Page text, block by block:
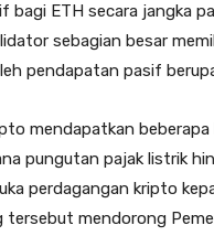
bagi ETH secara jangka
sebagian besar
pendapatan pasif
mendapatkan
pungutan pajak listrik
perdagangan kripto
tersebut mendorong